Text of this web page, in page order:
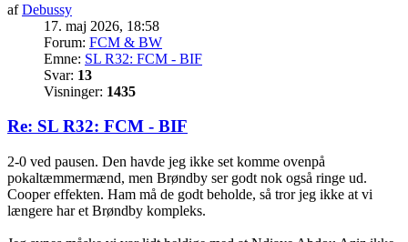
afDebussy
17. maj 2026, 18:58
Forum: FCM & BW
Emne: SL R32: FCM - BIF
Svar: 13
Visninger: 1435
Re: SL R32: FCM - BIF
2-0 ved pausen. Den havde jeg ikke set komme ovenpå
pokaltæmmermænd, men Brøndby ser godt nok også ringe ud.
Cooper effekten. Ham må de godt beholde, så tror jeg ikke at vi
længere har et Brøndby kompleks.